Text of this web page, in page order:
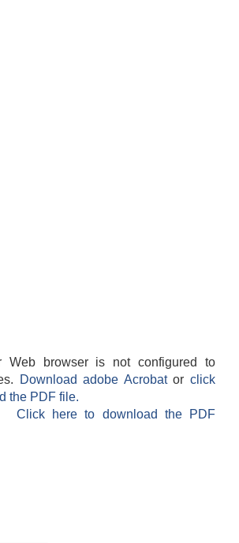
Web browser is not configured to
Download adobe Acrobatorclick
the PDF file.
Click here to download the PDF